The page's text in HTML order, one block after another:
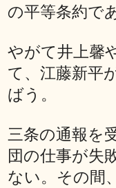
の平等条約で
やがて井上馨
て、江藤新平
ばう。
三条の通報を
団の仕事が失
ない。その間